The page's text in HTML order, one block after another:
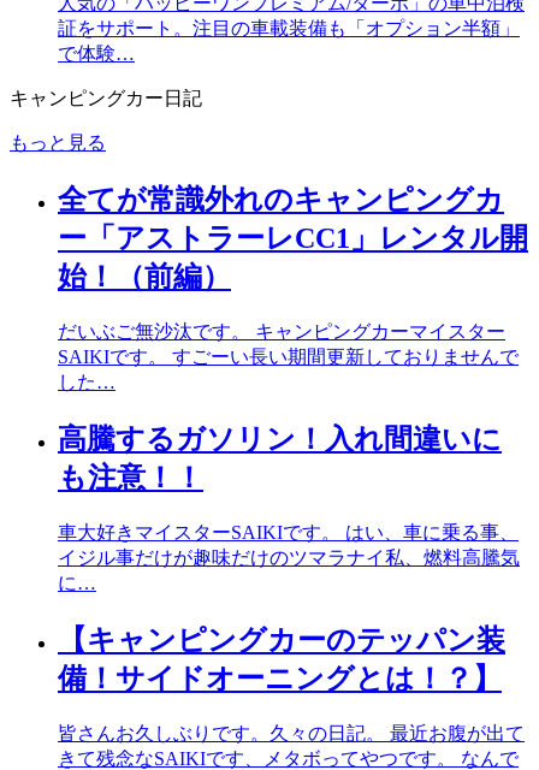
証をサポート。注目の車載装備も「オプション半額」
で体験…
キャンピングカー日記
もっと見る
全てが常識外れのキャンピングカ
ー「アストラーレCC1」レンタル開
始！（前編）
だいぶご無沙汰です。 キャンピングカーマイスター
SAIKIです。 すごーい長い期間更新しておりませんで
した…
高騰するガソリン！入れ間違いに
も注意！！
車大好きマイスターSAIKIです。 はい、車に乗る事、
イジル事だけが趣味だけのツマラナイ私、燃料高騰気
に…
【キャンピングカーのテッパン装
備！サイドオーニングとは！？】
皆さんお久しぶりです。久々の日記。 最近お腹が出て
きて残念なSAIKIです、メタボってやつです。 なんで